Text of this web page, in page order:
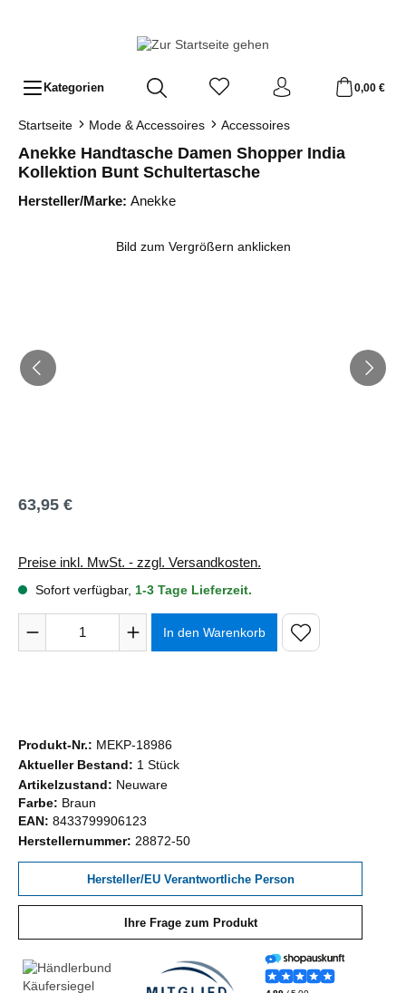
Kategorien 0,00 €
Startseite Mode & Accessoires Accessoires
Anekke Handtasche Damen Shopper India
Kollektion Bunt Schultertasche
Hersteller/Marke: Anekke
Bild zum Vergrößern anklicken
Regulärer Preis:
63,95 €
Preise inkl. MwSt. - zzgl. Versandkosten.
Sofort verfügbar, 1-3 Tage Lieferzeit.
Produkt Anzahl: Gib den gewünschten Wert ein oder
In den Warenkorb
Produkt-Nr.: MEKP-18986
Aktueller Bestand: 1 Stück
Artikelzustand: Neuware
Farbe: Braun
EAN: 8433799906123
Herstellernummer: 28872-50
Hersteller/EU Verantwortliche Person
Ihre Frage zum Produkt